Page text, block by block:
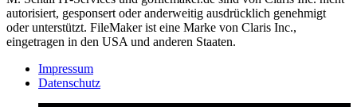
autorisiert, gesponsert oder anderweitig ausdrücklich genehmigt
oder unterstützt. FileMaker ist eine Marke von Claris Inc.,
eingetragen in den USA und anderen Staaten.
Impressum
Datenschutz